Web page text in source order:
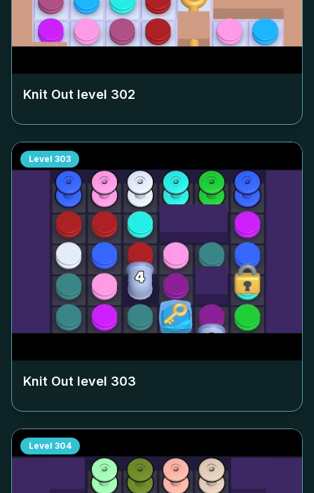
Knit Out level 302
Level 303
Knit Out level 303
Level 304